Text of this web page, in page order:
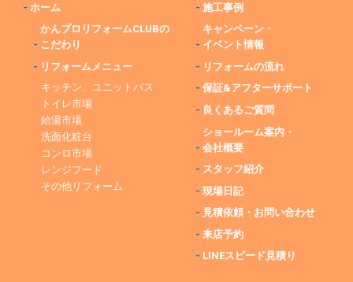
- ホーム
-
かんプロリフォームCLUBの
こだわり
- リフォームメニュー
キッチン、ユニットバス
トイレ市場
給湯市場
洗面化粧台
コンロ市場
レンジフード
その他リフォーム
-施工事例
-
キャンペーン・
イベント情報
- リフォームの流れ
-保証&アフターサポート
- 良くあるご質問
-
ショールーム案内・
会社概要
- スタッフ紹介
-現場日記
- 見積依頼・お問い合わせ
-来店予約
- LINEスピード見積り